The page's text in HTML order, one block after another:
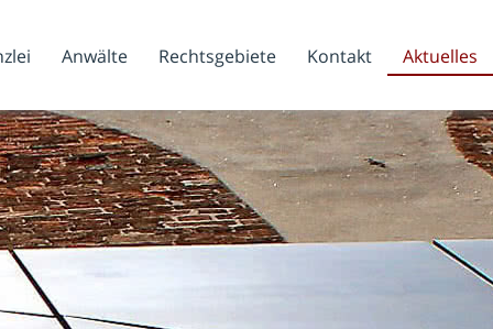
Anwälte Rechtsgebiete Kontakt Aktuelles